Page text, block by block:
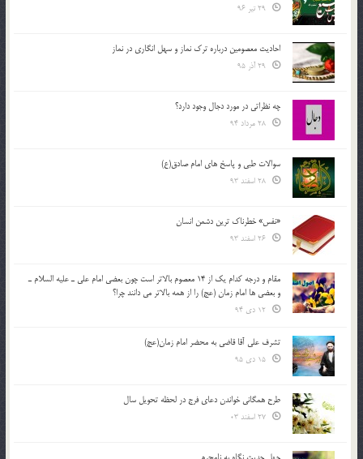
احادیث معصومین درباره ترک نماز و سهل انگاری در نماز
چه نظراتی در مورد دجال وجود دارد؟
سوالات طبی و پاسخ های امام صادق(ع)
«نفس» خطرناک ترین دشمن انسان
مقام و درجه كدام يك از 14 معصوم بالاتر است چون بعضي امام علي ـ عليه السلام ـ
و بعضي ها امام زمان (عج) را از همه بالاتر مي دانند چرا؟
تشرف علي آقا قاضي به محضر امام زمان(عج)
طرح همگانی خواندن دعای فرج در لحظه تحویل سال